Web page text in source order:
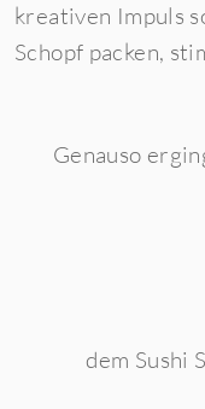
kreativen Impuls
Schopf packen,
Genauso
dem Sushi